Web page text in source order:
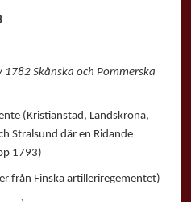
Skånska och Pommerska
(Kristianstad, Landskrona,
Stralsund där en Ridande
1793)
Finska artilleriregementet)